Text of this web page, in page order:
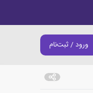
خرید
ورود / ثبت‌نام